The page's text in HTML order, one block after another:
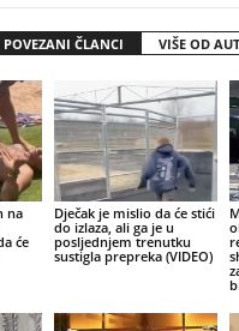
POVEZANI ČLANCI VIŠE OD
na
će
Dječak je mislio da će stići
do izlaza, ali ga je u
posljednjem trenutku
sustigla prepreka (VIDEO)